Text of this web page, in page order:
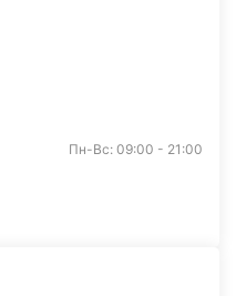
Пн-Вс: 09:00 - 21:00